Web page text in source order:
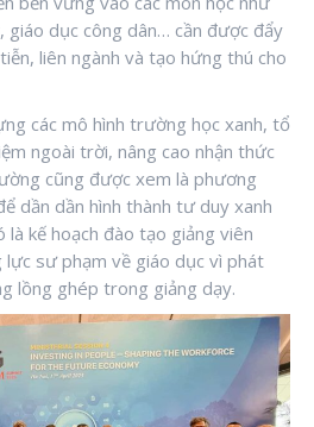
giáo dục công dân… cần được đẩy
liên ngành và tạo hứng thú cho
các mô hình trường học xanh, tổ
ngoài trời, nâng cao nhận thức
cũng được xem là phương
dần dần hình thành tư duy xanh
là kế hoạch đào tạo giảng viên
lực sư phạm về giáo dục vì phát
lồng ghép trong giảng dạy.